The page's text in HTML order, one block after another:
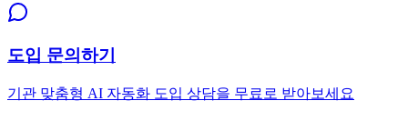
도입 문의하기
기관 맞춤형 AI 자동화 도입 상담을 무료로 받아보세요